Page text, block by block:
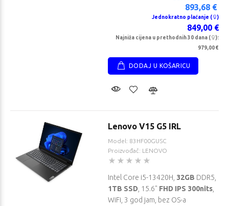
893,68 €
Jednokratno plaćanje ( )
849,00 €
Najniža cijena u prethodnih 30 dana (
):
979,00 €
DODAJ U KOŠARICU
Lenovo V15 G5 IRL
Model: 83HF00GUSC
Proizvođač: LENOVO
Intel Core i5-13420H, 32GB DDR5,
1TB SSD , 15.6" FHD IPS 300nits
WiFi, 3 god jam, bez OS-a